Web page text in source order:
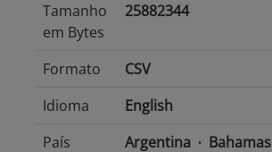
Tamanho
em Bytes
25882344
Formato
CSV
Idioma
English
País
Argentina
Bahamas